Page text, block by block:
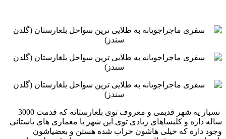
‏‏ نسبار یه شهر قدیمی و معروف توی بلغارستانه که قدمت 3000
ساله داره و کلیساهای زیادی توی این شهر با معماری های ‏باستانی
وجود داره که خیلی هاشون خراب شده هستن و بعضیاشون